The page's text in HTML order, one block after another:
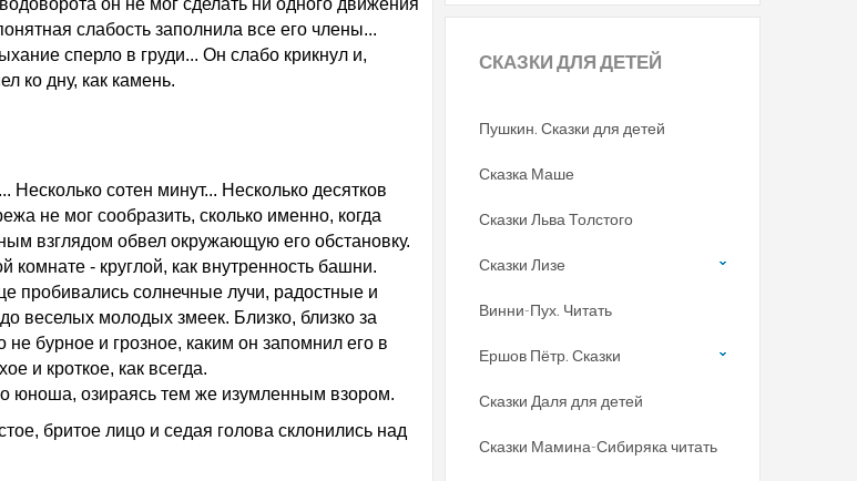
он не мог сделать ни одного движения
слабость заполнила все его члены...
сперло в груди... Он слабо крикнул и,
ко дну, как камень.
Несколько сотен минут... Несколько десятков
не мог сообразить, сколько именно, когда
взглядом обвел окружающую его обстановку.
комнате - круглой, как внутренность башни.
пробивались солнечные лучи, радостные и
веселых молодых змеек. Близко, близко за
бурное и грозное, каким он запомнил его в
и кроткое, как всегда.
юноша, озираясь тем же изумленным взором.
бритое лицо и седая голова склонились над
СКАЗКИДЛЯ ДЕТЕЙ
Пушкин. Сказки для детей
Сказка Маше
Сказки Льва Толстого
Сказки Лизе
Винни-Пух. Читать
Ершов Пётр. Сказки
Сказки Даля для детей
Сказки Мамина-Сибиряка читать